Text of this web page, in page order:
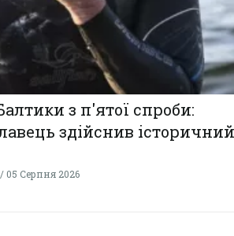
з п'ятої спроби:
здійснив історичний
05 Серпня 2026